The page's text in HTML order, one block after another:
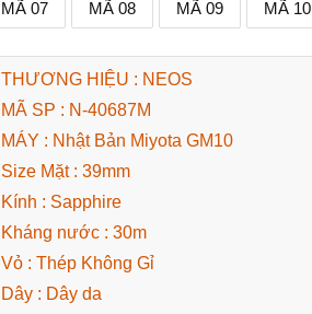
MÃ 07 MÃ 08 MÃ 09 MÃ 10
THƯƠNG HIỆU : NEOS
MÃ SP : N-40687M
MÁY : Nhật Bản Miyota GM10
Size Mặt : 39mm
Kính : Sapphire
Kháng nước : 30m
Vỏ : Thép Không Gỉ
Dây : Dây da